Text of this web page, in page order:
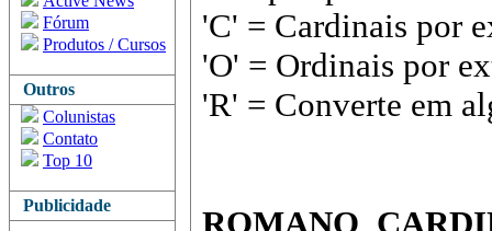
Fórum
Produtos / Cursos
Outros
Colunistas
Contato
Top 10
Publicidade
'C' = Cardinais por
'O' = Ordinais por
'R' = Converte em